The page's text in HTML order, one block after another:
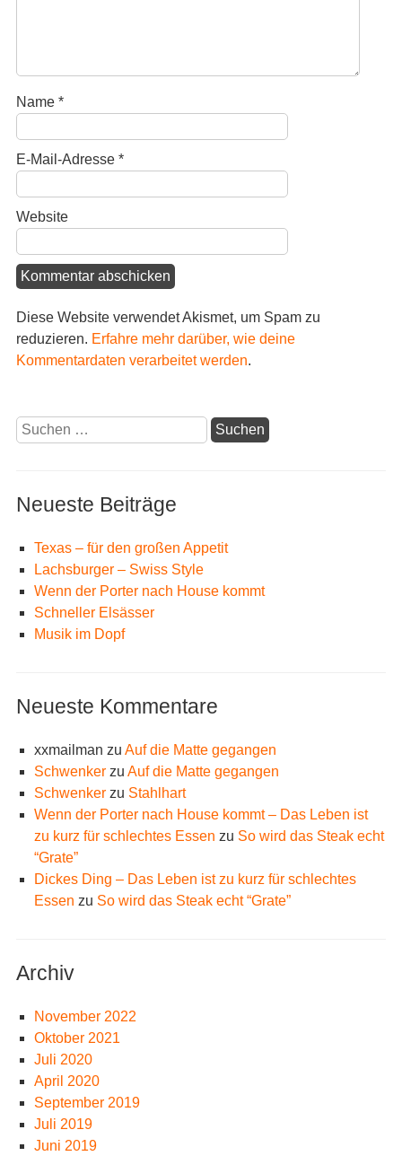
Name *
E-Mail-Adresse *
Website
Diese Website verwendet Akismet, um Spam zu
reduzieren. Erfahre mehr darüber, wie deine
Kommentardaten verarbeitet werden.
Suchen
nach:
Neueste Beiträge
Texas – für den großen Appetit
Lachsburger – Swiss Style
Wenn der Porter nach House kommt
Schneller Elsässer
Musik im Dopf
Neueste Kommentare
xxmailman zu Auf die Matte gegangen
Schwenkerzu Auf die Matte gegangen
Schwenkerzu Stahlhart
Wenn der Porter nach House kommt – Das Leben ist
zu kurz für schlechtes Essen zu So wird das Steak echt
“Grate”
Dickes Ding – Das Leben ist zu kurz für schlechtes
Essen zu So wird das Steak echt “Grate”
Archiv
November 2022
Oktober 2021
Juli 2020
April 2020
September 2019
Juli 2019
Juni 2019